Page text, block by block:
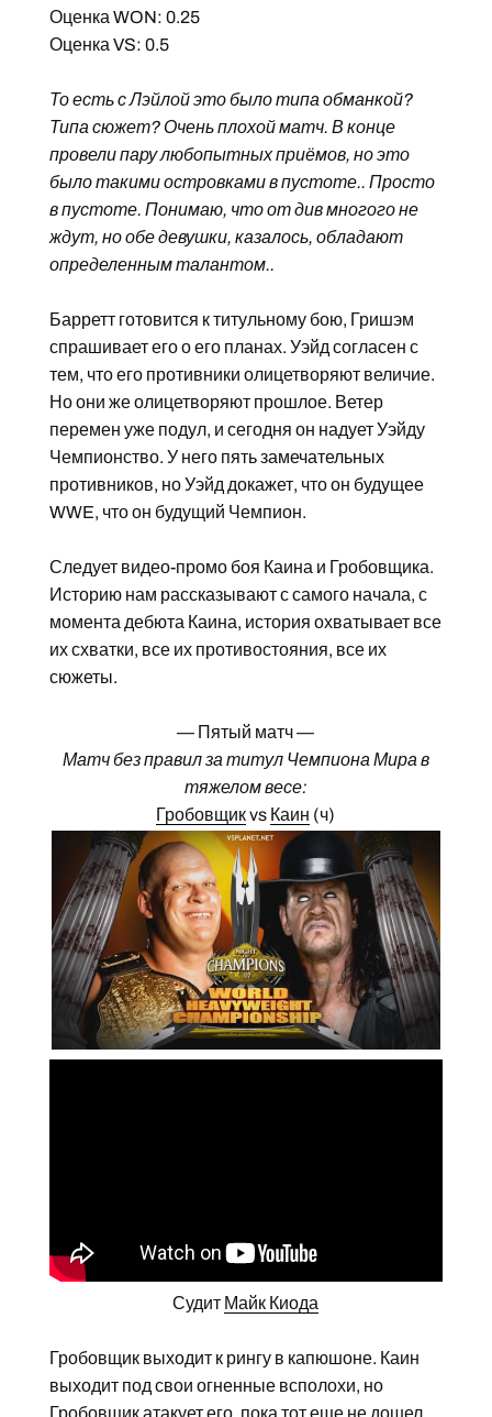
Оценка WON: 0.25
Оценка VS: 0.5
То есть с Лэйлой это было типа обманкой?
Типа сюжет? Очень плохой матч. В конце
провели пару любопытных приёмов, но это
было такими островками в пустоте.. Просто
в пустоте. Понимаю, что от див многого не
ждут, но обе девушки, казалось, обладают
определенным талантом..
Барретт готовится к титульному бою, Гришэм
спрашивает его о его планах. Уэйд согласен с
тем, что его противники олицетворяют величие.
Но они же олицетворяют прошлое. Ветер
перемен уже подул, и сегодня он надует Уэйду
Чемпионство. У него пять замечательных
противников, но Уэйд докажет, что он будущее
WWE, что он будущий Чемпион.
Следует видео-промо боя Каина и Гробовщика.
Историю нам рассказывают с самого начала, с
момента дебюта Каина, история охватывает все
их схватки, все их противостояния, все их
сюжеты.
— Пятый матч —
Матч без правил за титул Чемпиона Мира в
тяжелом весе:
Гробовщикvs Каин (ч)
Судит Майк Киода
Гробовщик выходит к рингу в капюшоне. Каин
выходит под свои огненные всполохи, но
Гробовщик атакует его, пока тот еще не дошел